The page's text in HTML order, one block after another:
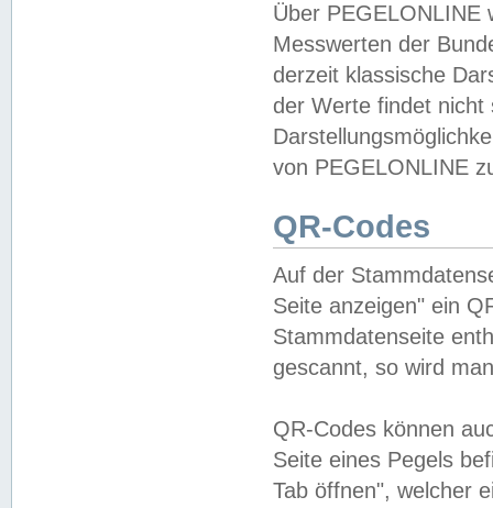
Über PEGELONLINE
Messwerten der
derzeit klassische
der Werte findet
von PEGELONLINE
QR-Codes
Auf der
Seite anzeigen" ein
Stammdatenseite
gescannt, so wird
QR-Codes können
Seite eines Pegels
Tab öffnen", welcher